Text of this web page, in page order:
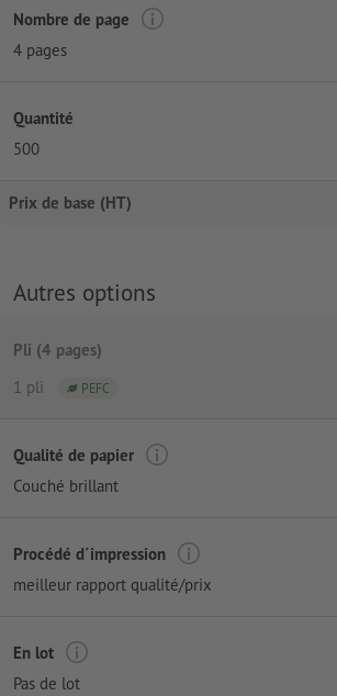
Nombre de page
4 pages
Quantité
500
Prix de base (HT)
Autres options
Pli (4 pages)
1 pli
PEFC
Qualité de papier
Couché brillant
Procédé d´impression
meilleur rapport qualité/prix
En lot
Pas de lot